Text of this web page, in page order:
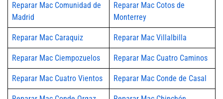
Reparar Mac Comunidad de
Madrid
Reparar Mac Cotos de
Monterrey
Reparar Mac Caraquiz Reparar Mac Villalbilla
Reparar Mac Ciempozuelos Reparar Mac Cuatro Caminos
Reparar Mac Cuatro Vientos Reparar Mac Conde de Casal